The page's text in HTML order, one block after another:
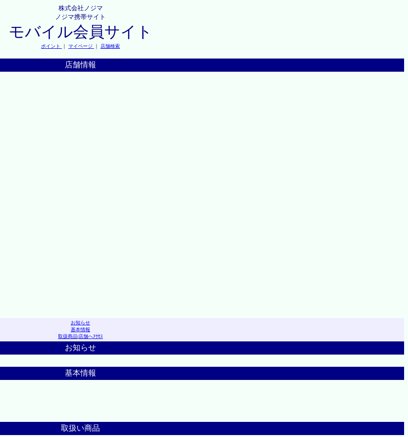
株式会社ノジマ
ノジマ携帯サイト
モバイル会員サイト
ポイント ｜ マイページ ｜ 店舗検索
店舗情報
お知らせ
基本情報
取扱商品|店舗へｱｸｾｽ
お知らせ
基本情報
取扱い商品